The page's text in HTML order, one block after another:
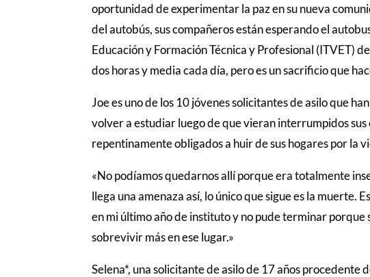
oportunidad de experimentar la paz en su nueva
del autobús, sus compañeros están esperando el
Educación y Formación Técnica y Profesional (ITVET)
dos horas y media cada día, pero es un sacrificio que
Joe es uno de los 10 jóvenes solicitantes de asilo que
volver a estudiar luego de que vieran interrumpidos
repentinamente obligados a huir de sus hogares por la
«No podíamos quedarnos allí porque era totalmente
llega una amenaza así, lo único que sigue es la muerte.
en mi último año de instituto y no pude terminar porque
sobrevivir más en ese lugar.»
Selena*, una solicitante de asilo de 17 años procedente